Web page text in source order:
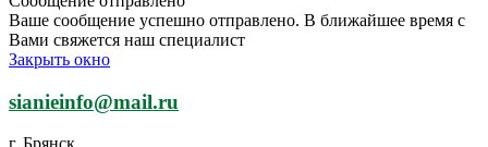
Ваше сообщение успешно отправлено. В ближайшее время с
Вами свяжется наш специалист
Закрыть окно
sianieinfo@mail.ru